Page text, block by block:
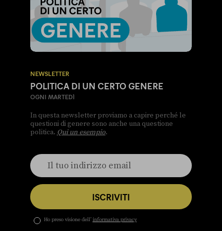
NEWSLETTER
POLITICA DI UN CERTO GENERE
OGNI MARTEDÌ
In questa newsletter proviamo a capire perché le
questioni di genere sono anche una questione
politica. Qui un esempio.
ISCRIVITI
Ho preso visione dell’ informativa privacy